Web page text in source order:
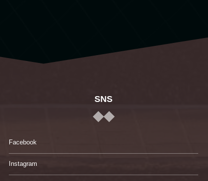
SNS
Facebook
Instagram